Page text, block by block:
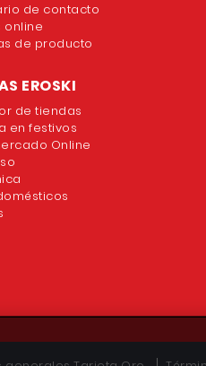
de contacto
online
de producto
EROSKI
de tiendas
en festivos
Online